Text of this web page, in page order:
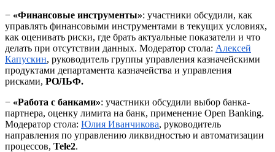
− «Финансовые инструменты»: участники обсудили, как
управлять финансовыми инструментами в текущих условиях,
как оценивать риски, где брать актуальные показатели и что
делать при отсутствии данных. Модератор стола: Алексей
Капускин, руководитель группы управления казначейскими
продуктами департамента казначейства и управления
рисками, РОЛЬФ.
− «Работа с банками»: участники обсудили выбор банка-
партнера, оценку лимита на банк, применение Open Banking.
Модератор стола: Юлия Иванчикова, руководитель
направления по управлению ликвидностью и автоматизации
процессов, Tele2.